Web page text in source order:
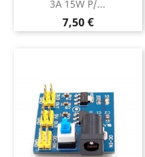
3A 15W P/...
Preço
7,50 €